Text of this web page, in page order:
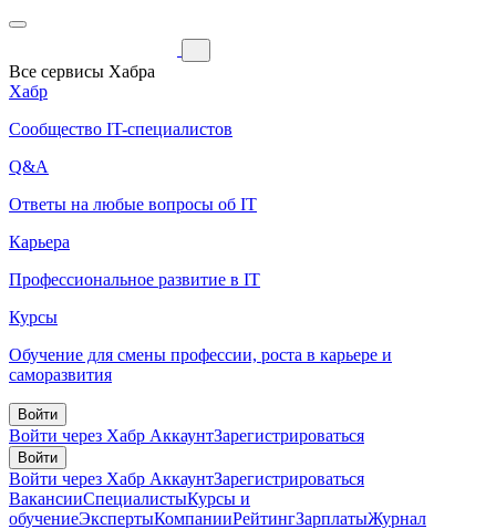
Все сервисы Хабра
Хабр
Сообщество IT-специалистов
Q&A
Ответы на любые вопросы об IT
Карьера
Профессиональное развитие в IT
Курсы
Обучение для смены профессии, роста в карьере и
саморазвития
Войти
Войти через Хабр АккаунтЗарегистрироваться
Войти
Войти через Хабр АккаунтЗарегистрироваться
ВакансииСпециалистыКурсы и
обучениеЭкспертыКомпанииРейтингЗарплатыЖурнал